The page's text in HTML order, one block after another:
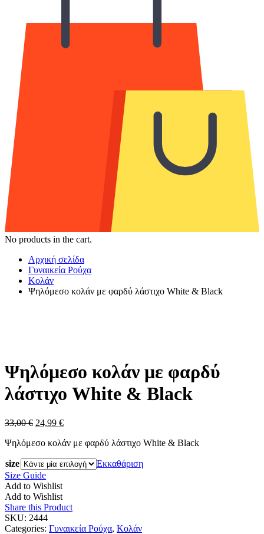
No products in the cart.
Αρχική σελίδα
Γυναικεία Ρούχα
Κολάν
Ψηλόμεσο κολάν με φαρδύ λάστιχο White & Black
Ψηλόμεσο κολάν με φαρδύ
λάστιχο White & Black
33,00€ Original
was:
24,99 €Η
τιμή
24,99 €.
Ψηλόμεσο κολάν με φαρδύ λάστιχο White & Black
size
Εκκαθάριση
Size Guide
Add to Wishlist
Add to Wishlist
Share this Product
SKU: 2444
Categories: Γυναικεία Ρούχα, Κολάν